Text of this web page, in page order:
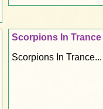
Scorpions In Trance
Scorpions In Trance...